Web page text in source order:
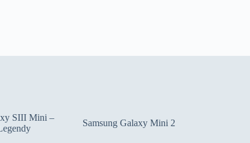
SIII Mini –
Samsung Galaxy Mini 2